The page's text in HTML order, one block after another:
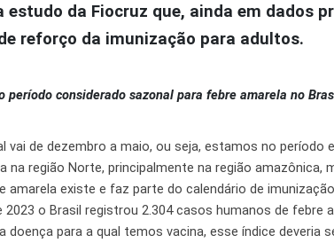
da Fiocruz que, ainda em dados
reforço da imunização para adultos.
período considerado sazonal para febre amarela no
vai de dezembro a maio, ou seja, estamos no
na região Norte, principalmente na região amazônica,
amarela existe e faz parte do calendário de
o Brasil registrou 2.304 casos humanos de febre
doença para a qual temos vacina, esse índice deveria